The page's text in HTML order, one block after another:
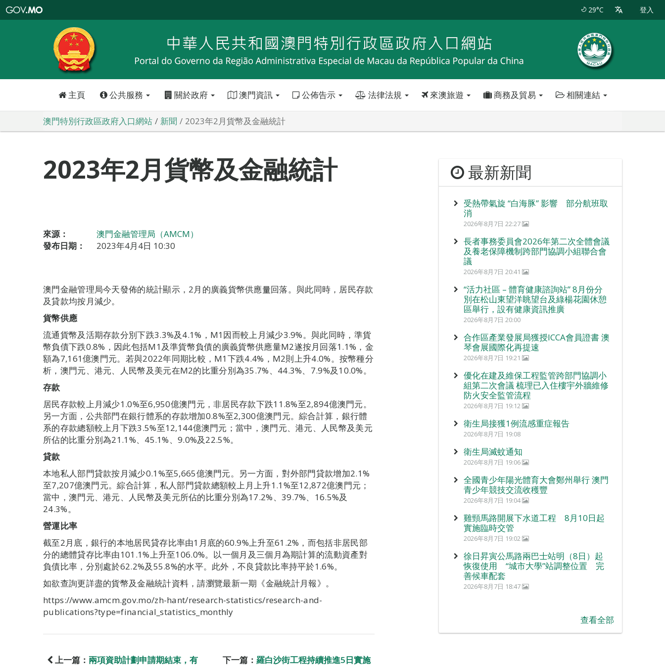
特
政
區
政
口
29°C 登入
主頁 公共服務 關於政府 澳門資訊 公佈告示 法律法規 來澳旅遊 商務及貿易 相關連結
澳門特別行政區政府入口網站 新聞 2023年2月貨幣及金融統計
2023年2月貨幣及金融統計
來源：
澳門金融管理局（AMCM）
發布日期：
2023年4月4日 10:30
澳門金融管理局今天發佈的統計顯示，2月的廣義貨幣供應量回落。與此同時，居民存款
及貸款均按月減少。
貨幣供應
流通貨幣及活期存款分別下跌3.3%及4.1%，M1因而較上月減少3.9%。與此同時，準貨
幣負債下跌0.8%，因此包括M1及準貨幣負債的廣義貨幣供應量M2遂按月回落1.1%，金
額為7,161億澳門元。若與2022年同期比較，M1下跌4.4%，M2則上升4.0%。按幣種分
析，澳門元、港元、人民幣及美元在M2的比重分別為35.7%、44.3%、7.9%及10.0%。
存款
居民存款較上月減少1.0%至6,950億澳門元，非居民存款下跌11.8%至2,894億澳門元。
另一方面，公共部門在銀行體系的存款增加0.8%至2,300億澳門元。綜合計算，銀行體
系的存款總額較上月下跌3.5%至12,144億澳門元；當中，澳門元、港元、人民幣及美元
所佔的比重分別為21.1%、45.1%、9.0%及22.5%。
貸款
本地私人部門貸款按月減少0.1%至5,665億澳門元。另一方面，對外部門貸款增加2.1%
至7,207億澳門元。綜合計算，私人部門貸款總額較上月上升1.1%至12,872億澳門元；
當中，澳門元、港元、人民幣及美元所佔的比重分別為17.2%、39.7%、16.5%及
24.3%。
營運比率
截至2月底，銀行的本地居民貸存比率由1月底的60.9%上升至61.2%，而包括非居民部
分的總體貸存比率由101.1%上升至106.0%。以一個月及三個月為期計算的流動資產對
負債比率，分別處於62.2%及55.8%的水平。此外，不良貸款比率持平於1.6%。
如欲查詢更詳盡的貨幣及金融統計資料，請瀏覽最新一期《金融統計月報》。
https://www.amcm.gov.mo/zh-hant/research-statistics/research-and-
publications?type=financial_statistics_monthly
上一篇： 兩項資助計劃申請期結束，有 下一篇： 羅白沙街工程持續推進5日實施
最新新聞
受熱帶氣旋 “白海豚” 影響 部分航班取
消
2026年8月7日 22:27
長者事務委員會2026年第二次全體會議
及養老保障機制跨部門協調小組聯合會
議
2026年8月7日 20:41
“活力社區 – 體育健康諮詢站” 8月份分
別在松山東望洋眺望台及綠楊花園休憩
區舉行，設有健康資訊推廣
2026年8月7日 20:00
合作區產業發展局獲授ICCA會員證書 澳
琴會展國際化再提速
2026年8月7日 19:21
優化在建及維保工程監管跨部門協調小
組第二次會議 梳理已入住樓宇外牆維修
防火安全監管流程
2026年8月7日 19:12
衛生局接獲1例流感重症報告
2026年8月7日 19:08
衛生局滅蚊通知
2026年8月7日 19:06
全國青少年陽光體育大會鄭州舉行 澳門
青少年競技交流收穫豐
2026年8月7日 19:04
雞頸馬路開展下水道工程 8月10日起
實施臨時交管
2026年8月7日 19:02
徐日昇寅公馬路兩巴士站明（8日）起
恢復使用 “城市大學”站調整位置 完
善候車配套
2026年8月7日 18:47
查看全部